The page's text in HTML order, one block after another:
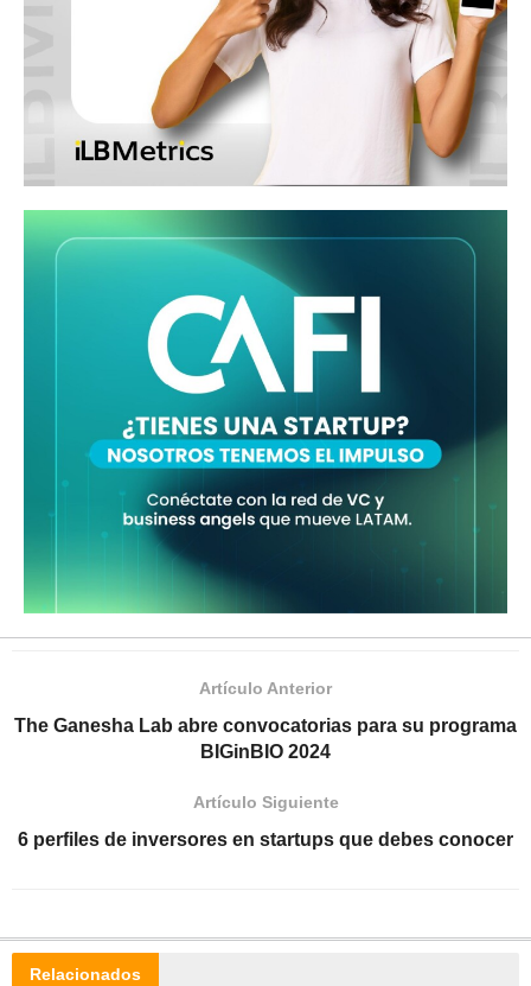
Artículo Anterior
The Ganesha Lab abre convocatorias para su programa
BIGinBIO 2024
Artículo Siguiente
6 perfiles de inversores en startups que debes conocer
Relacionados